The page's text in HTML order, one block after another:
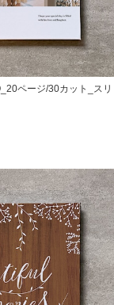
ページ/30カット_スリ